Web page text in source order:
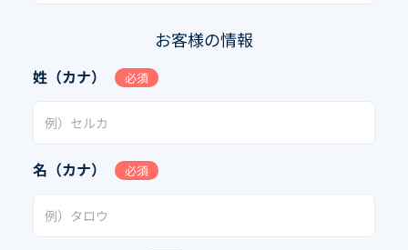
お客様の情報
姓（カナ） 必須
名（カナ） 必須